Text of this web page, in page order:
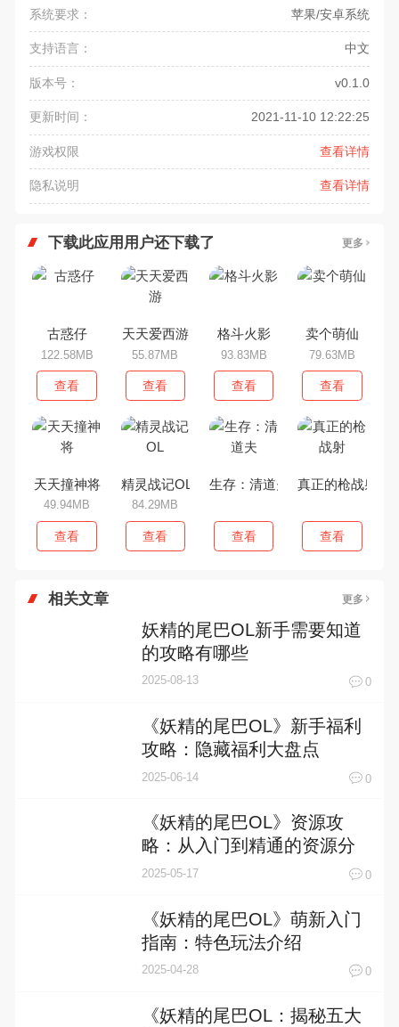
系统要求： 苹果/安卓系统
支持语言： 中文
版本号： v0.1.0
更新时间： 2021-11-10 12:22:25
游戏权限 查看详情
隐私说明 查看详情
下载此应用用户还下载了 更多
古惑仔
122.58MB
查看
天天爱西游
55.87MB
查看
格斗火影
93.83MB
查看
卖个萌仙
79.63MB
查看
天天撞神将
49.94MB
查看
精灵战记OL
84.29MB
查看
生存：清道夫
查看
真正的枪战射
查看
相关文章 更多
妖精的尾巴OL新手需要知道
的攻略有哪些
2025-08-13 0
《妖精的尾巴OL》新手福利
攻略：隐藏福利大盘点
2025-06-14 0
《妖精的尾巴OL》资源攻
略：从入门到精通的资源分
配指南
2025-05-17 0
《妖精的尾巴OL》萌新入门
指南：特色玩法介绍
2025-04-28 0
《妖精的尾巴OL：揭秘五大